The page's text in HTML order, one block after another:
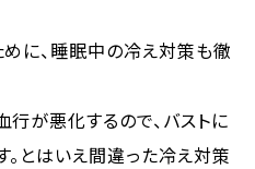
に、睡眠中の冷え対策も徹
が悪化するので、バストに
とはいえ間違った冷え対策